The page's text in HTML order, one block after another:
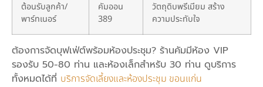
ต้อนรับลูกค้า/
พาร์ทเนอร์
คัมออน
389
วัตถุดิบพรีเมียม สร้าง
ความประทับใจ
ต้องการจัดบุฟเฟ่ต์พร้อมห้องประชุม? ร้านคัมมีห้อง VIP
รองรับ 50-80 ท่าน และห้องเล็กสำหรับ 30 ท่าน ดูบริการ
ทั้งหมดได้ที่ บริการจัดเลี้ยงและห้องประชุม ขอนแก่น